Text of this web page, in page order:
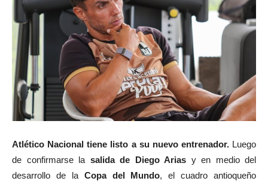
Atlético Nacional tiene listo a su nuevo entrenador.Luego
de confirmarse la salida de Diego Arias y en medio del
desarrollo de la Copa del Mundo, el cuadro antioqueño